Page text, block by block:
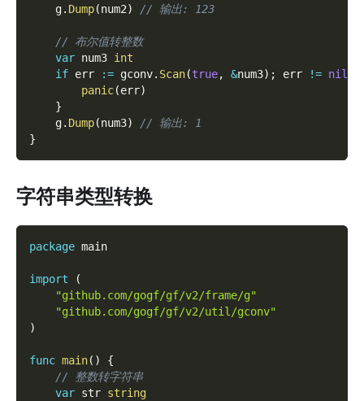
    g
. Dump(num2) // 输出: 123
// 布尔值转整数
var num3 int
if err := gconv. Scan(true, &num3) ; err != nil
panic(err)
}
    g
. Dump(num3)
// 输出: 1
}
字符串类型转换
package main
import
(
"github.com/gogf/gf/v2/frame/g"
"github.com/gogf/gf/v2/util/gconv"
)
func main( )
{
// 整数转字符串
var str string